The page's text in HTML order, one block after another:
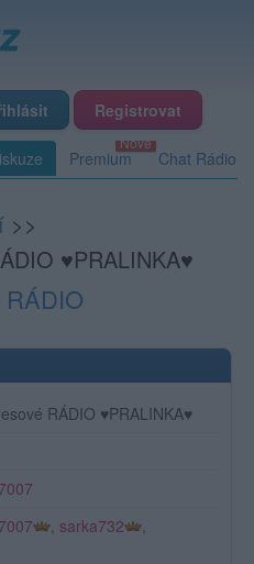
Registrovat
Premium Chat Rádio
>>
♥PRALINKA♥
RÁDIO ♥PRALINKA♥
, sarka732
,